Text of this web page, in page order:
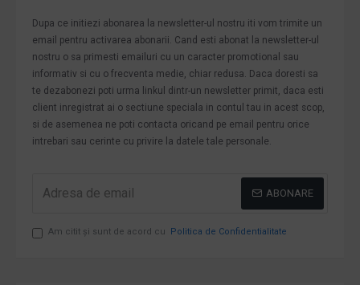
Dupa ce initiezi abonarea la newsletter-ul nostru iti vom trimite un
email pentru activarea abonarii. Cand esti abonat la newsletter-ul
nostru o sa primesti emailuri cu un caracter promotional sau
informativ si cu o frecventa medie, chiar redusa. Daca doresti sa
te dezabonezi poti urma linkul dintr-un newsletter primit, daca esti
client inregistrat ai o sectiune speciala in contul tau in acest scop,
si de asemenea ne poti contacta oricand pe email pentru orice
intrebari sau cerinte cu privire la datele tale personale.
ABONARE
Am citit şi sunt de acord cu Politica de Confidentialitate